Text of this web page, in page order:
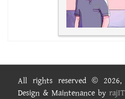
All rights reserved © 2026,
Design & Maintenance by